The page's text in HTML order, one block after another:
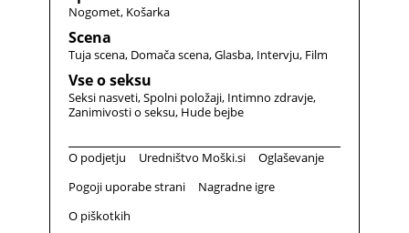
Nogomet Košarka
Scena
Tuja scena Domača scena Glasba Intervju Film
Vse o seksu
Seksi nasveti Spolni položaji Intimno zdravje
Zanimivosti o seksu Hude bejbe
O podjetju Uredništvo Moški.si
Oglaševanje
Pogoji uporabe strani
Nagradne igre
O piškotkih